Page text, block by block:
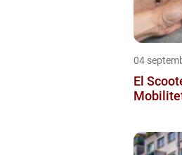
04
El